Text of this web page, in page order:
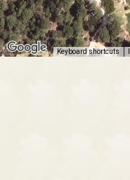
Keyboard shortcuts